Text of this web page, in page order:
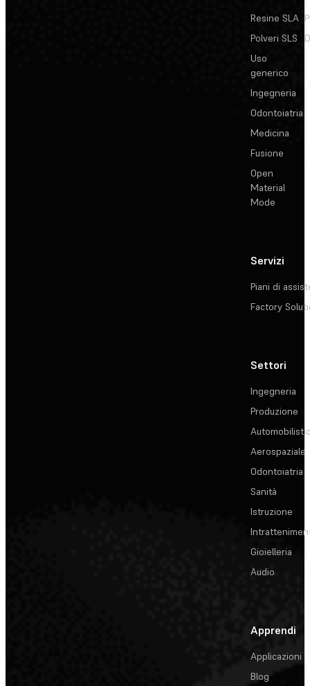
Resine SLA
Polveri SLS
Uso
generico
Ingegneria
Odontoiatria
Medicina
Fusione
Open
Material
Mode
Servizi
Piani di
Factory
Settori
Ingegneria
Produzione
Aerospaziale
Odontoiatria
Sanità
Istruzione
Gioielleria
Audio
Apprendi
Applicazioni
Blog